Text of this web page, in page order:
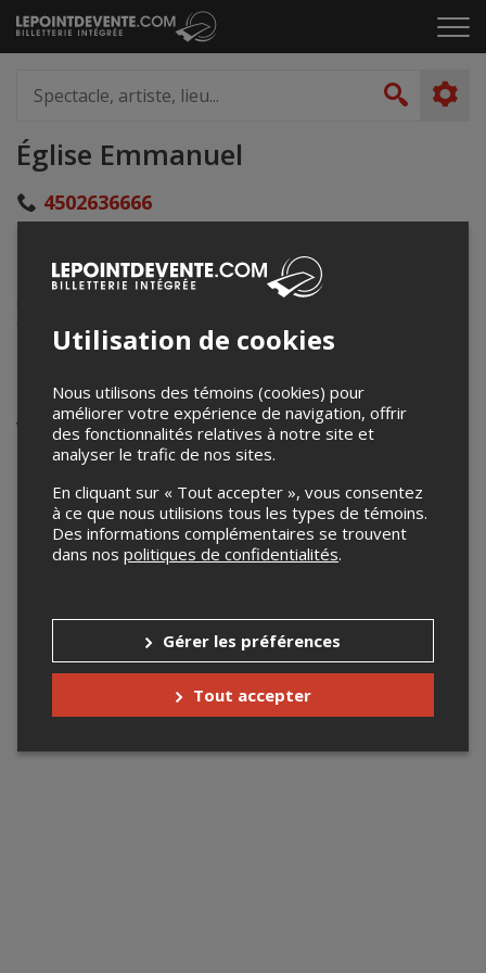
Passer
au
le
artiste,
lieu...
Église Emmanuel
4502636666
203, rue Principale
Événements à venir
Votre recherche n'a retourné aucun résultat.
Utilisation de cookies
Nous utilisons des témoins (cookies) pour
améliorer votre expérience de navigation, offrir
des fonctionnalités relatives à notre site et
analyser le trafic de nos sites.
En cliquant sur « Tout accepter », vous consentez
à ce que nous utilisions tous les types de témoins.
Des informations complémentaires se trouvent
dans nos politiques de confidentialités.
Gérer les préférences
Tout accepter